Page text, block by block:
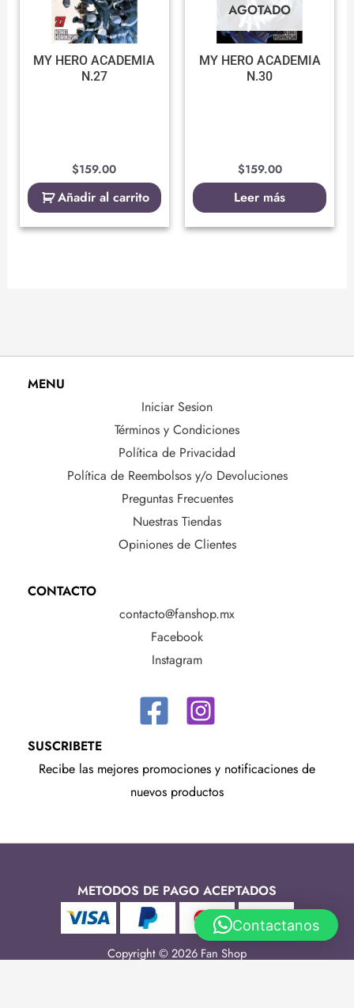
MY HERO ACADEMIA
N.27
$159.00
Añadir al carrito
AGOTADO
MY HERO ACADEMIA
N.30
$159.00
Leer más
MENU
Iniciar Sesion
Términos y Condiciones
Política de Privacidad
Política de Reembolsos y/o Devoluciones
Preguntas Frecuentes
Nuestras Tiendas
Opiniones de Clientes
CONTACTO
contacto@fanshop.mx
Facebook
Instagram
SUSCRIBETE
Recibe las mejores promociones y notificaciones de
nuevos productos
METODOS DE PAGO ACEPTADOS
Copyright © 2026 Fan Shop
Contactanos